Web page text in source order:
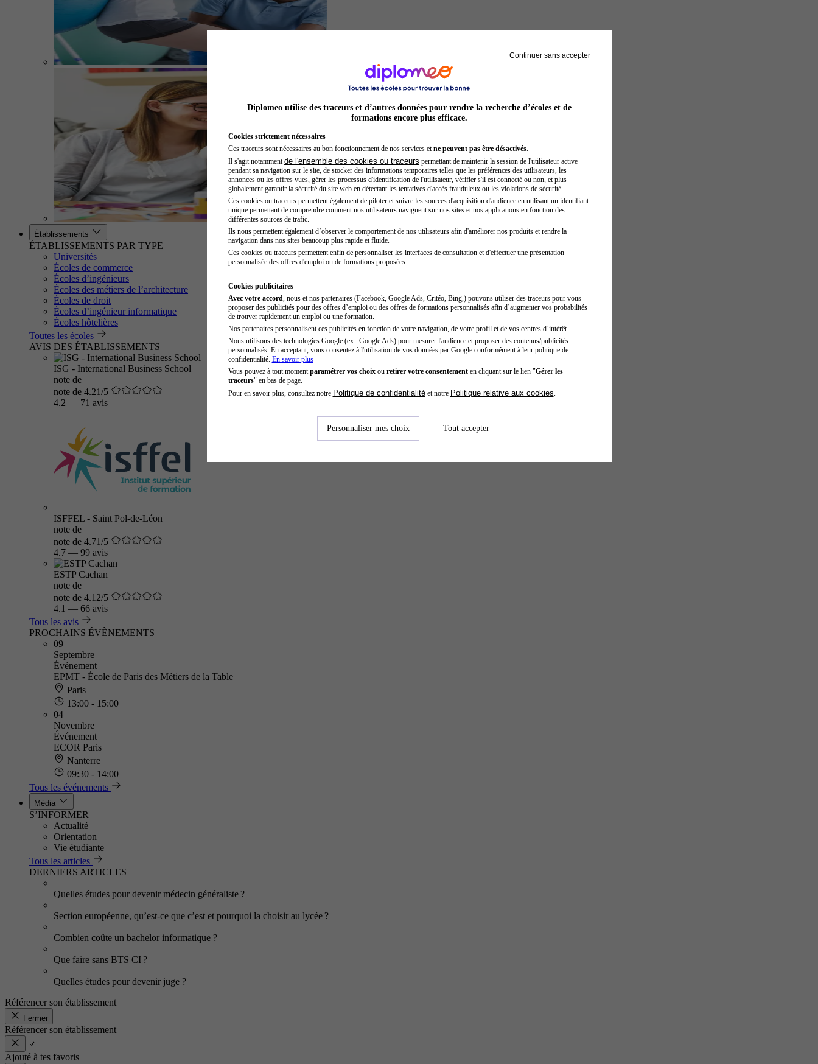
Kinésithérapeute sportif
Établissements
ÉTABLISSEMENTS PAR TYPE
Universités
Écoles de commerce
Écoles d’ingénieurs
Écoles des métiers de l’architecture
Écoles de droit
Écoles d’ingénieur informatique
Écoles hôtelières
Toutes les écoles
AVIS DES ÉTABLISSEMENTS
ISG - International Business School
note de
note de 4.21/5
4.2 — 71 avis
ISFFEL - Saint Pol-de-Léon
note de
note de 4.71/5
4.7 — 99 avis
ESTP Cachan
note de
note de 4.12/5
4.1 — 66 avis
Tous les avis
PROCHAINS ÉVÈNEMENTS
09
Septembre
Événement
EPMT - École de Paris des Métiers de la Table
Paris
13:00 - 15:00
04
Novembre
Événement
ECOR Paris
Nanterre
09:30 - 14:00
Tous les événements
Média
S’INFORMER
Actualité
Orientation
Vie étudiante
Tous les articles
DERNIERS ARTICLES
Quelles études pour devenir médecin généraliste ?
Section européenne, qu’est-ce que c’est et pourquoi la choisir au lycée ?
Combien coûte un bachelor informatique ?
Que faire sans BTS CI ?
Quelles études pour devenir juge ?
Référencer son établissement
Fermer
Référencer son établissement
Ajouté à tes favoris
Continuer sans accepter
Diplomeo utilise des traceurs et d’autres données pour rendre la recherche d’écoles et de
formations encore plus efficace.
Cookies strictement nécessaires
Ces traceurs sont nécessaires au bon fonctionnement de nos services et ne peuvent pas être désactivés.
Il s'agit notamment de l'ensemble des cookies ou traceurs permettant de maintenir la session de l'utilisateur active
pendant sa navigation sur le site, de stocker des informations temporaires telles que les préférences des utilisateurs, les
annonces ou les offres vues, gérer les processus d'identification de l'utilisateur, vérifier s'il est connecté ou non, et plus
globalement garantir la sécurité du site web en détectant les tentatives d'accès frauduleux ou les violations de sécurité.
Ces cookies ou traceurs permettent également de piloter et suivre les sources d'acquisition d'audience en utilisant un identifiant
unique permettant de comprendre comment nos utilisateurs naviguent sur nos sites et nos applications en fonction des
différentes sources de trafic.
Ils nous permettent également d’observer le comportement de nos utilisateurs afin d'améliorer nos produits et rendre la
navigation dans nos sites beaucoup plus rapide et fluide.
Ces cookies ou traceurs permettent enfin de personnaliser les interfaces de consultation et d'effectuer une présentation
personnalisée des offres d'emploi ou de formations proposées.
Cookies publicitaires
Avec votre accord , nous et nos partenaires (Facebook, Google Ads, Critéo, Bing,) pouvons utiliser des traceurs pour vous
proposer des publicités pour des offres d’emploi ou des offres de formations personnalisés afin d’augmenter vos probabilités
de trouver rapidement un emploi ou une formation.
Nos partenaires personnalisent ces publicités en fonction de votre navigation, de votre profil et de vos centres d’intérêt.
Nous utilisons des technologies Google (ex : Google Ads) pour mesurer l'audience et proposer des contenus/publicités
personnalisés. En acceptant, vous consentez à l'utilisation de vos données par Google conformément à leur politique de
confidentialité. En savoir plus
Vous pouvez à tout moment paramétrer vos choixou retirer votre consentementen cliquant sur le lien "Gérer les
traceurs" en bas de page.
Pour en savoir plus, consultez notre Politique de confidentialitéet notre Politique relative aux cookies
Personnaliser mes choix Tout accepter